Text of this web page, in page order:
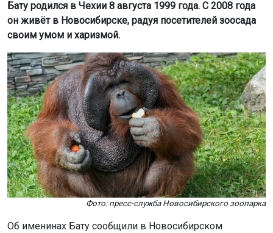
Бату родился в Чехии 8 августа 1999 года. С 2008 года
он живёт в Новосибирске, радуя посетителей зоосада
своим умом и харизмой.
Фото: пресс-служба Новосибирского зоопарка
Об именинах Бату сообщили в Новосибирском